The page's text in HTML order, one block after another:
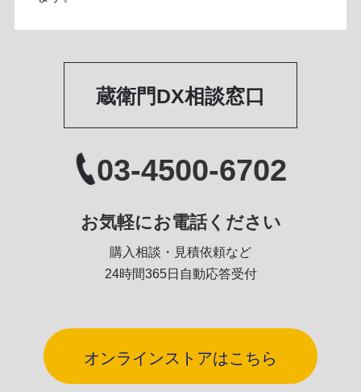
蔵衛門DX相談窓口
03-4500-6702
お気軽にお電話ください
購入相談・見積依頼など
24時間365日自動応答受付
オンラインストアはこちら